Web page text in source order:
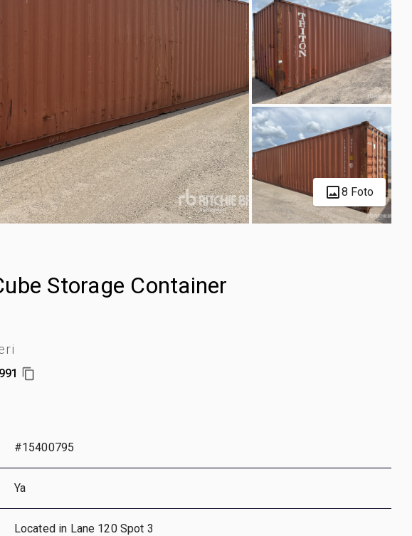
8 Foto
Storage Container
#15400795
Ya
Located in Lane 120 Spot 3